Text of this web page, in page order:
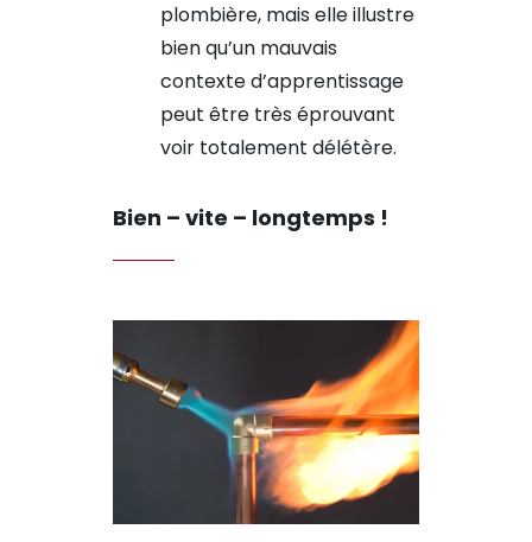
plombière, mais elle illustre
bien qu’un mauvais
contexte d’apprentissage
peut être très éprouvant
voir totalement délétère.
Bien – vite – longtemps !